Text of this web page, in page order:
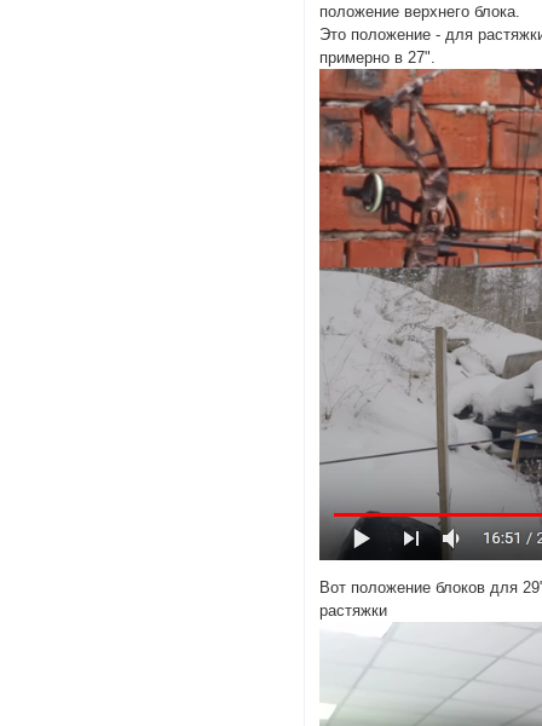
положение верхнего блока.
Это положение - для
примерно в 27".
Вот положение блоков для
растяжки